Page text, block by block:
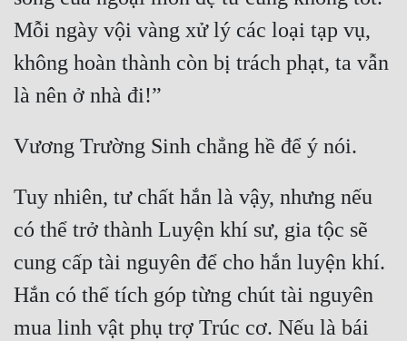
Mỗi ngày vội vàng xử lý các loại tạp vụ,
không hoàn thành còn bị trách phạt, ta vẫn
Tuy nhiên, tư chất hắn là vậy, nhưng nếu
có thể trở thành Luyện khí sư, gia tộc sẽ
cung cấp tài nguyên để cho hắn luyện khí.
Hắn có thể tích góp từng chút tài nguyên
mua linh vật phụ trợ Trúc cơ. Nếu là bái